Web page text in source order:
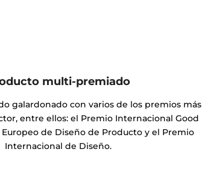
multi-premiado
galardonado con varios de los premios más
entre ellos: el Premio Internacional Good
de Diseño de Producto y el Premio
Internacional de Diseño.